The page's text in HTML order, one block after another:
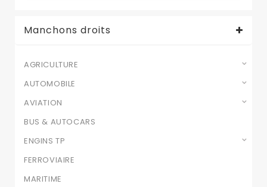
Manchons droits
AGRICULTURE
AUTOMOBILE
AVIATION
BUS & AUTOCARS
ENGINS TP
FERROVIAIRE
MARITIME